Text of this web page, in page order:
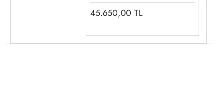
45.650,00 TL